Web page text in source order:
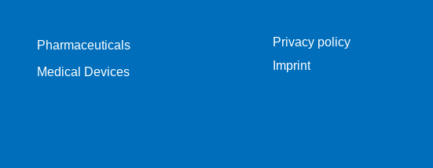
Pharmaceuticals
Medical Devices
Privacy policy
Imprint